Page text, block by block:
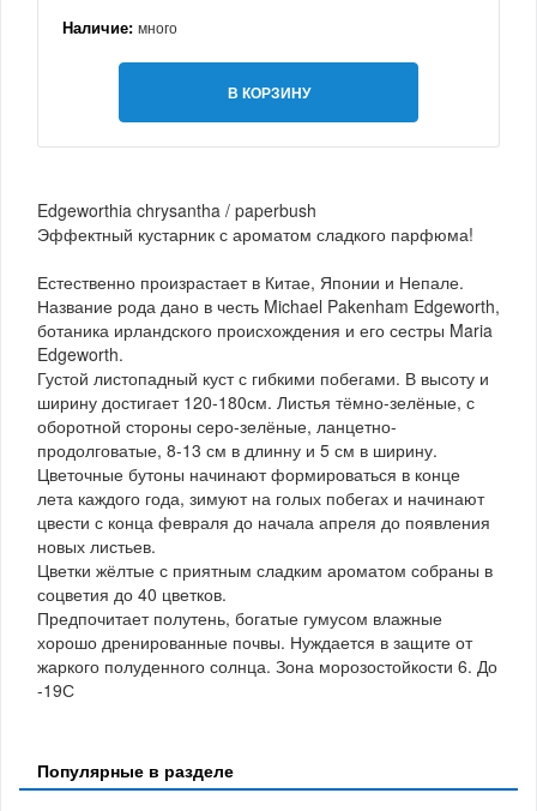
Наличие: много
В КОРЗИНУ
Edgeworthia chrysantha / paperbush
Эффектный кустарник с ароматом сладкого парфюма!
Естественно произрастает в Китае, Японии и Непале.
Название рода дано в честь Michael Pakenham Edgeworth,
ботаника ирландского происхождения и его сестры Maria
Edgeworth.
Густой листопадный куст с гибкими побегами. В высоту и
ширину достигает 120-180см. Листья тёмно-зелёные, с
оборотной стороны серо-зелёные, ланцетно-
продолговатые, 8-13 см в длинну и 5 см в ширину.
Цветочные бутоны начинают формироваться в конце
лета каждого года, зимуют на голых побегах и начинают
цвести с конца февраля до начала апреля до появления
новых листьев.
Цветки жёлтые с приятным сладким ароматом собраны в
соцветия до 40 цветков.
Предпочитает полутень, богатые гумусом влажные
хорошо дренированные почвы. Нуждается в защите от
жаркого полуденного солнца. Зона морозостойкости 6. До
-19С
Популярные в разделе